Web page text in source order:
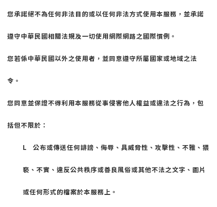
您承諾絕不為任何非法目的或以任何非法方式使用本服務，並承諾
遵守中華民國相關法規及一切使用網際網路之國際慣例。
您若係中華民國以外之使用者，並同意遵守所屬國家或地域之法
令。
您同意並保證不得利用本服務從事侵害他人權益或違法之行為，包
括但不限於：
L 公布或傳送任何誹謗、侮辱、具威脅性、攻擊性、不雅、猥
褻、不實、違反公共秩序或善良風俗或其他不法之文字、圖片
或任何形式的檔案於本服務上。